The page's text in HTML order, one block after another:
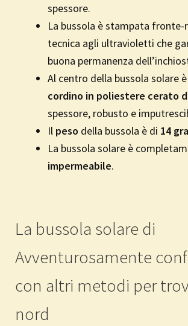
spessore.
La bussola è stampata fronte-
tecnica agli ultravioletti che
buona permanenza
Al centro della bussola solare
cordino in poliestere cerato
spessore, robusto e
Il peso della bussola è di 14
La bussola solare è
impermeabile.
La bussola solare di
Avventurosamente
con altri metodi per
nord